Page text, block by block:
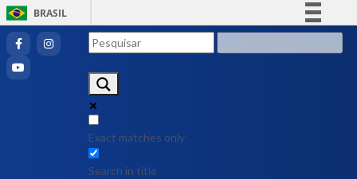
BRASIL
Exact matches only
Search in title